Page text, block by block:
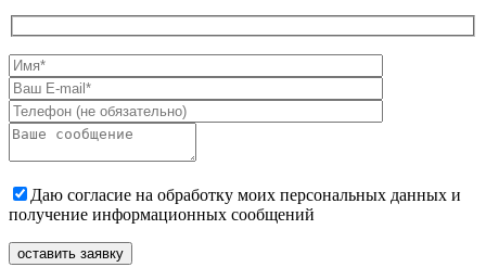
Даю согласие на обработку моих персональных данных и
получение информационных сообщений